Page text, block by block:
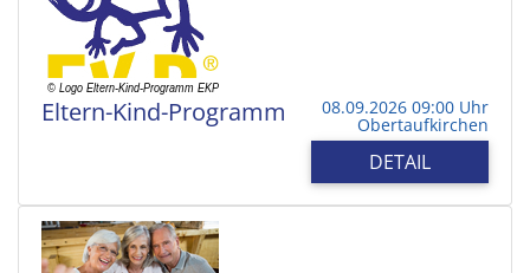
Eltern-Kind-Programm 08.09.2026 09:00 Uhr
Obertaufkirchen
DETAIL